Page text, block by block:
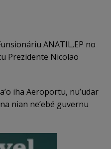
ANATIL,EP no
Prezidente Nicolao
iha Aeroportu, nu’udar
nian ne’ebé guvernu